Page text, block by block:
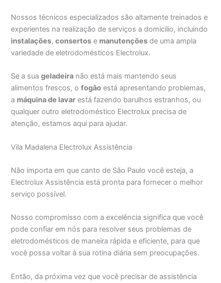
Nossos técnicos especializados são altamente treinados e
experientes na realização de serviços a domicílio, incluindo
instalações,consertos e manutenções de uma ampla
variedade de eletrodomésticos Electrolux.
Se a suageladeira não está mais mantendo seus
alimentos frescos, ofogão está apresentando problemas,
a máquina de lavar está fazendo barulhos estranhos, ou
qualquer outro eletrodoméstico Electrolux precisa de
atenção, estamos aqui para ajudar.
Vila Madalena Electrolux Assistência
Não importa em que canto de São Paulo você esteja, a
Electrolux Assistência está pronta para fornecer o melhor
serviço possível.
Nosso compromisso com a excelência significa que você
pode confiar em nós para resolver seus problemas de
eletrodomésticos de maneira rápida e eficiente, para que
você possa voltar à sua rotina diária sem preocupações.
Então, da próxima vez que você precisar de assistência